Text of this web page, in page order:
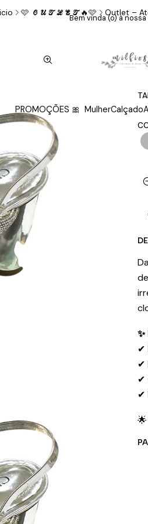
PROMOÇÕES 🎀 MulherCalçado
Bem vinda (o) à
🩷 𝓞𝓤𝓣𝓛𝓔𝓣🔥🩷 Outlet –
✔
✔
✔
✔
🌟